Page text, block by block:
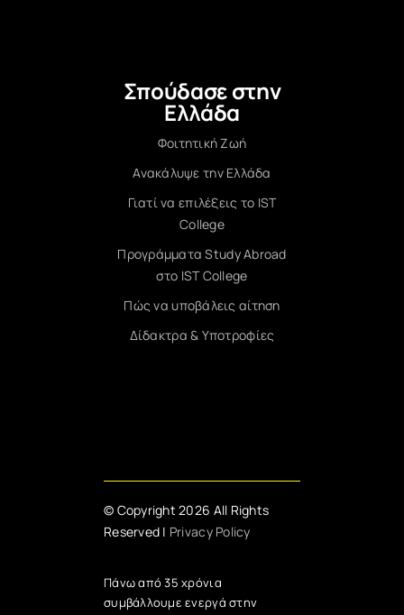
Σπούδασε στην
Ελλάδα
Φοιτητική Ζωή
Ανακάλυψε την Ελλάδα
Γιατί να επιλέξεις το IST
College
Προγράμματα Study Abroad
στο IST College
Πώς να υποβάλεις αίτηση
Δίδακτρα & Υποτροφίες
© Copyright 2026 All Rights
Reserved | Privacy Policy
Πάνω από 35 χρόνια
συμβάλλουμε ενεργά στην